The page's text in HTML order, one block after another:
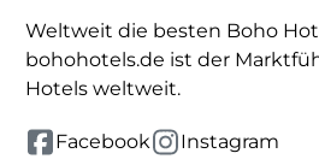
Weltweit die besten Boho
bohohotels.de ist der
Hotels weltweit.
Facebook Instagram